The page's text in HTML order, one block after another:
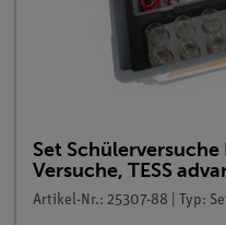
Set
Versuche, TESS
Artikel-Nr.: 25307-88 | Typ: